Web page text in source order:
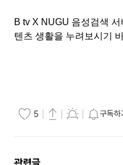
B tv X NUGU 음성검색
텐츠 생활을 누려보시기
5 구독하
관련글